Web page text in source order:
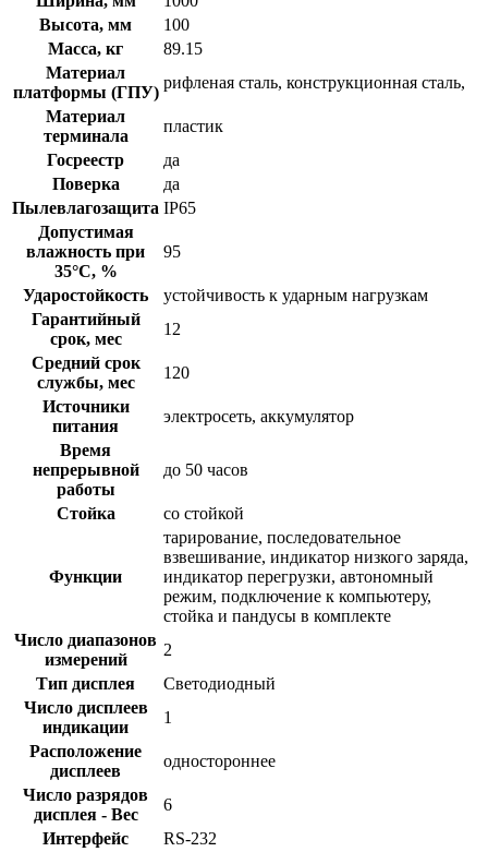
Высота, мм
100
Масса, кг
89.15
Материал
платформы (ГПУ)
рифленая сталь, конструкционная сталь,
Материал
терминала
пластик
Госреестр
да
Поверка
да
Пылевлагозащита IP65
Допустимая
влажность при
35°С, %
95
Ударостойкость
устойчивость к ударным нагрузкам
Гарантийный
срок, мес
12
Средний срок
службы, мес
120
Источники
питания
электросеть, аккумулятор
Время
непрерывной
работы
до 50 часов
Стойка со стойкой
Функции
тарирование, последовательное
взвешивание, индикатор низкого заряда,
индикатор перегрузки, автономный
режим, подключение к компьютеру,
стойка и пандусы в комплекте
Число диапазонов
измерений
2
Тип дисплея
Светодиодный
Число дисплеев
индикации
1
Расположение
дисплеев
одностороннее
Число разрядов
дисплея - Вес
6
Интерфейс
RS-232